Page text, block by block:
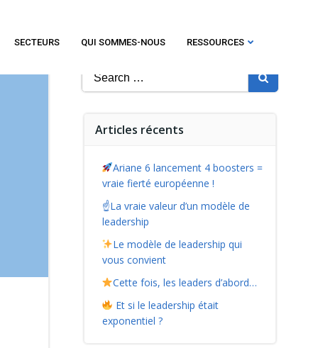
SECTEURS QUI SOMMES-NOUS RESSOURCES
Search
for:
Articles récents
Ariane 6 lancement 4 boosters =
vraie fierté européenne !
☝️La vraie valeur d’un modèle de
leadership
Le modèle de leadership qui
vous convient
Cette fois, les leaders d’abord…
Et si le leadership était
exponentiel ?